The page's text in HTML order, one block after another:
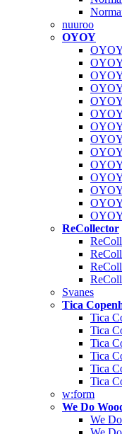
nuuroo
OYOY
ReCollector
Svanes
Tica
Tica
Tica
Tica
Tica
Tica
Tica
w:form
We Do
We